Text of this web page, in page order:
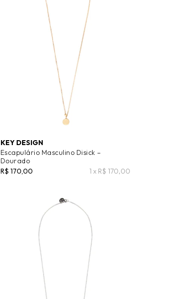
KEY DESIGN
Escapulário Masculino Disick –
Dourado
R$ 170,00
1 x R$ 170,00